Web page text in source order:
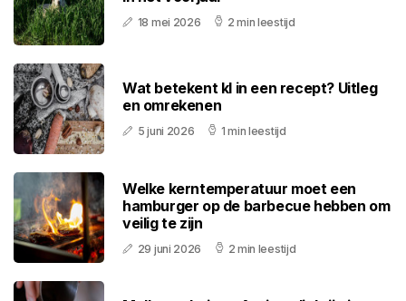
18 mei 2026 2 min leestijd
Wat betekent kl in een recept? Uitleg
en omrekenen
5 juni 2026 1 min leestijd
Welke kerntemperatuur moet een
hamburger op de barbecue hebben om
veilig te zijn
29 juni 2026 2 min leestijd